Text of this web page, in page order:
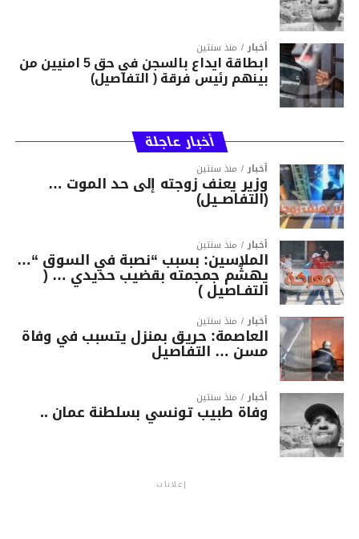
أخبار منذ سنتين
ابطاقة ايداع بالسجن في حق 5 امنيين من
بينهم رئيس فرقة ( التفاصيل)
أخبار عاجلة
أخبار منذ سنتين
وزير يعنف زوجته إلى حد الموت …
(التفاصــيل)
أخبار منذ سنتين
الملاسين: بسبب “نصبة في السوق “…
يهشّم جمجمته بقضيب حديدي … (
التفـاصيل )
أخبار منذ سنتين
العاصمة: حريق بمنزل يتسبب في وفاة
مسن … التفاصيل
أخبار منذ سنتين
وفاة طبيب تونسي بسلطنة عمان ..
إعلانات